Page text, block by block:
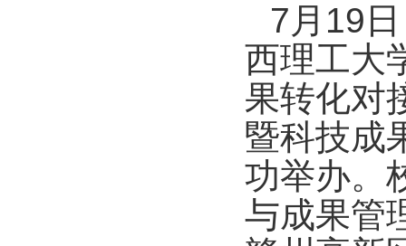
7月19
西理工大
果转化对
暨科技成
功举办。
与成果管